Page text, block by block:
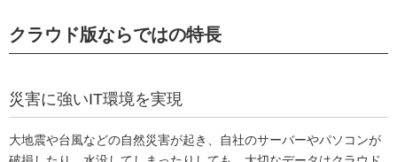
クラウド版ならではの特長
災害に強いIT環境を実現
大地震や台風などの自然災害が起き、自社のサーバーやパソコンが